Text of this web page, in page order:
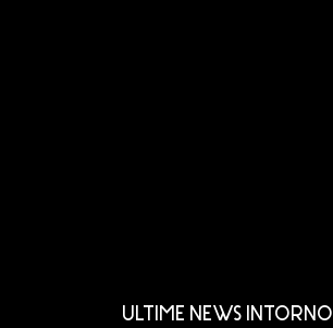
ULTIME NEWS INTORNO